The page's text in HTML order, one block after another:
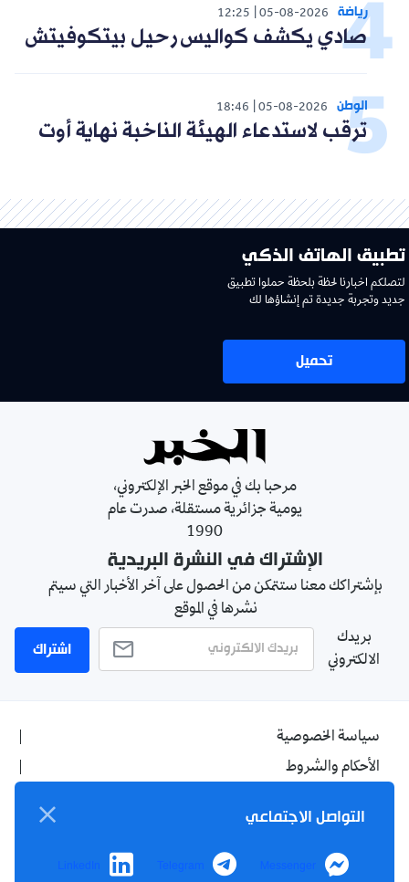
رياضة 05-08-2026
12:25
صادي يكشف كواليس رحيل بيتكوفيتش
الوطن 05-08-2026
18:46
ترقب لاستدعاء الهيئة الناخبة نهاية أوت
تطبيق الهاتف الذكي
لتصلكم اخبارنا لحظة بلحظة حملوا تطبيق
جديد وتجربة جديدة تم إنشاؤها لك
تحميل
مرحبا بك في موقع الخبر الإلكتروني،
يومية جزائرية مستقلة، صدرت عام
1990
الإشتراك في النشرة البريدية
بإشتراكك معنا ستتمكن من الحصول على آخر الأخبار التي سيتم
نشرها في الموقع
بريدك
الالكتروني
اشتراك
سياسة الخصوصية
الأحكام والشروط
اتصل بنا
من نحن
التواصل الاجتماعي
Messenger
Telegram
LinkedIn